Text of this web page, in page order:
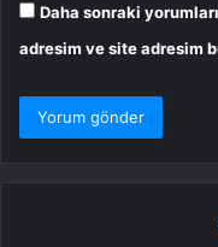
Daha sonraki
adresim ve site adresim